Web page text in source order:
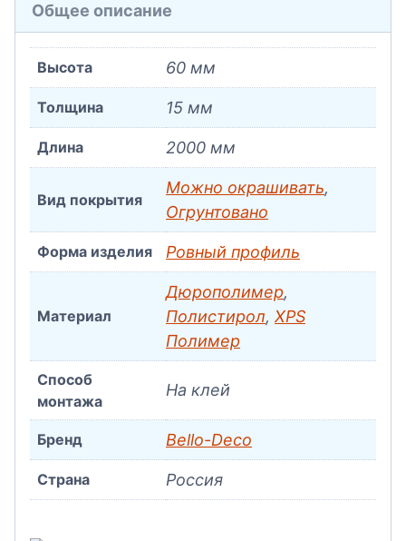
Общее описание
Высота 60 мм
Толщина 15 мм
Длина 2000 мм
Вид покрытия
Можно окрашивать,
Огрунтовано
Форма изделия Ровный профиль
Материал
Дюрополимер,
Полистирол, XPS
Полимер
Способ
монтажа
На клей
Бренд Bello-Decо
Страна Россия